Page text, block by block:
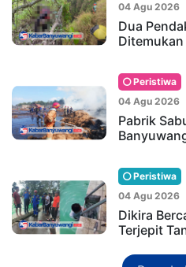
04 Agu 2026
Dua
Peristiwa
04 Agu 2026
Pabrik
Peristiwa
04 Agu 2026
Dikira
Terjepit